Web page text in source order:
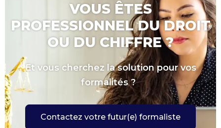
VOUS ÊTES
PROFESSIONNEL DU DROIT
OU DU CHIFFRE ?
Et vous cherchez la solution pour vos
formalités ?
Contactez votre futur(e) formaliste